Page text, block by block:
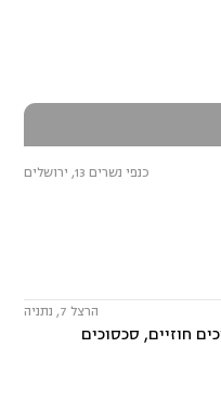
כנפי נשרים 13, ירושלים
הרצל 7, נתניה
חוזיים, סכסוכים